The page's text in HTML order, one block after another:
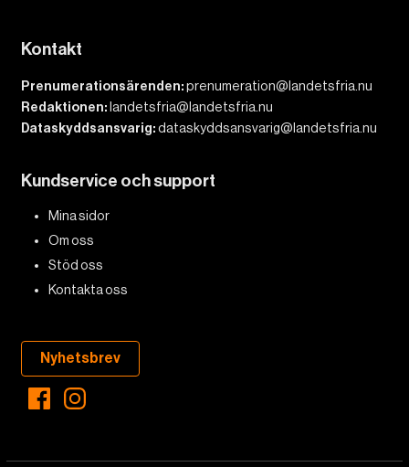
Kontakt
Prenumerationsärenden:prenumeration@landetsfria.nu
Redaktionen: landetsfria@landetsfria.nu
Dataskyddsansvarig:dataskyddsansvarig@landetsfria.nu
Kundservice och support
Mina sidor
Om oss
Stöd oss
Kontakta oss
Nyhetsbrev